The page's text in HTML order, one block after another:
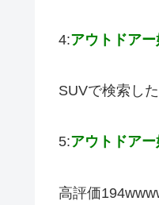
4:アウトドアー
SUVで検索し
5:アウトドアー
高評価